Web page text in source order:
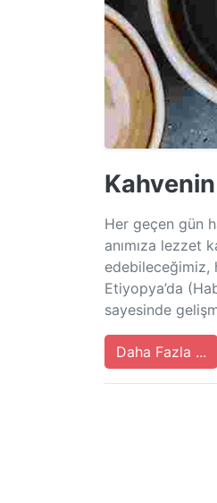
Her geçen gün
anımıza lezzet
edebileceğimiz,
Etiyopya’da
sayesinde
Daha Fazla ...